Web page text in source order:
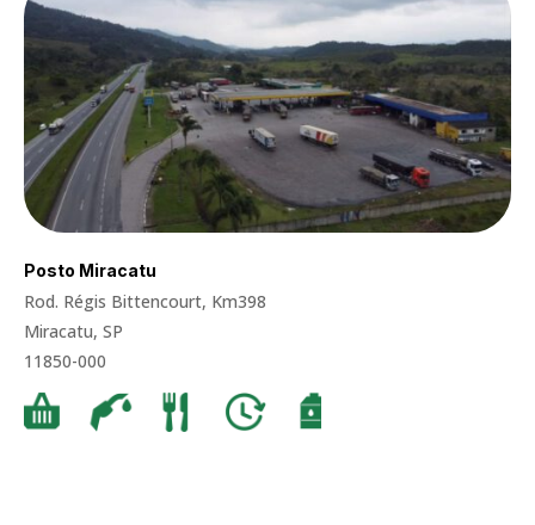
Posto Miracatu
Rod. Régis Bittencourt, Km398
Miracatu, SP
11850-000